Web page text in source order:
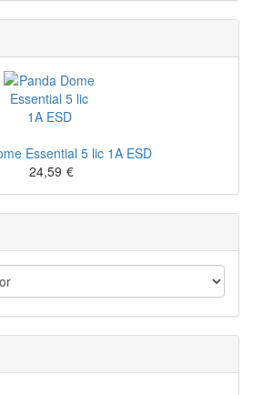
Essential 5 lic 1A ESD
24,59 €